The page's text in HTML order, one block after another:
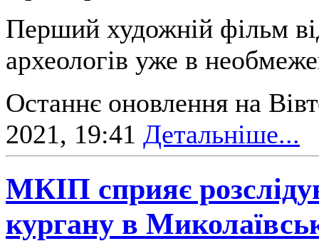
Перший художній фільм
археологів уже в
Останнє оновлення на
2021, 19:41 Детальніше...
МКІП сприяє
кургану в